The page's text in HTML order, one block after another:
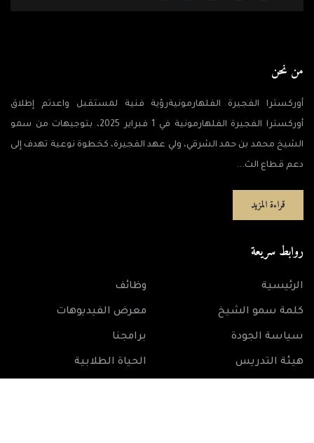
من نحن
أوركسترا الفجيرة الفلهارمونيةرؤية فنية لمستقبل واعدتم إطلاق
أوركسترا الفجيرة الفلهارمونية في 1 فبراير 2025، بتوجيهات من سمو
الشيخ محمد بن حمد الشرقي، ولي عهد الفجيرة، كخطوة نوعية تهدف إلى
دعم قطاع الث...
قراءة المزيد
روابط سريعة
الرئيسية
كلمة سمو الشيخ
سياسة الجودة
هيئة التدريس
وظائف
معرض الفيديوهات
برامجنا
الحياة الطلابية